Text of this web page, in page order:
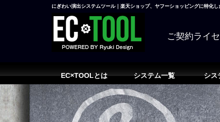
にぎわい演出システムツール｜楽天ショップ、ヤフーショッピングに特化
ご契約ライ
EC×TOOLとは システム一覧 シス